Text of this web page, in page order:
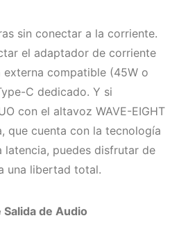
sin conectar a la corriente.
el adaptador de corriente
externa compatible (45W o
C dedicado. Y si
con el altavoz WAVE-EIGHT
que cuenta con la tecnología
latencia, puedes disfrutar de
una libertad total.
de Audio